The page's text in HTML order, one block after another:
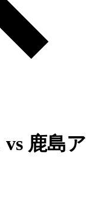
vs 鹿島ア